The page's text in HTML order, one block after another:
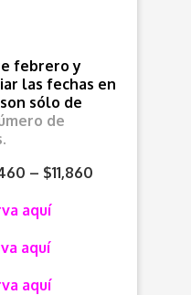
febrero y
las fechas en
sólo de
de
– $11,860
aquí
aquí
aquí